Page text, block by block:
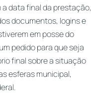
data final da prestação,
documentos, logins e
em posse do
pedido para que seja
final sobre a situação
esferas municipal,